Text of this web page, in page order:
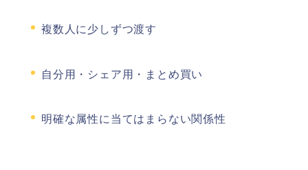
複数人に少しずつ渡す
自分用・シェア用・まとめ買い
明確な属性に当てはまらない関係性